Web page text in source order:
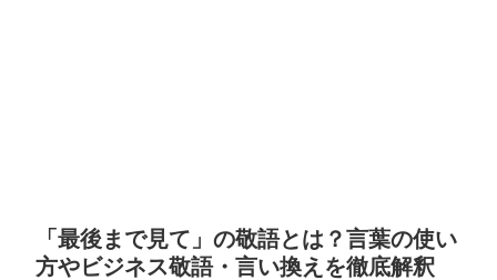
「最後まで見て」の敬語とは？言葉の使い
方やビジネス敬語・言い換えを徹底解釈